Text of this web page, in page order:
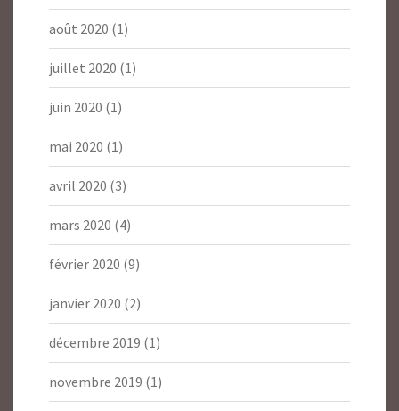
août 2020 (1)
juillet 2020 (1)
juin 2020 (1)
mai 2020 (1)
avril 2020 (3)
mars 2020 (4)
février 2020 (9)
janvier 2020 (2)
décembre 2019 (1)
novembre 2019 (1)